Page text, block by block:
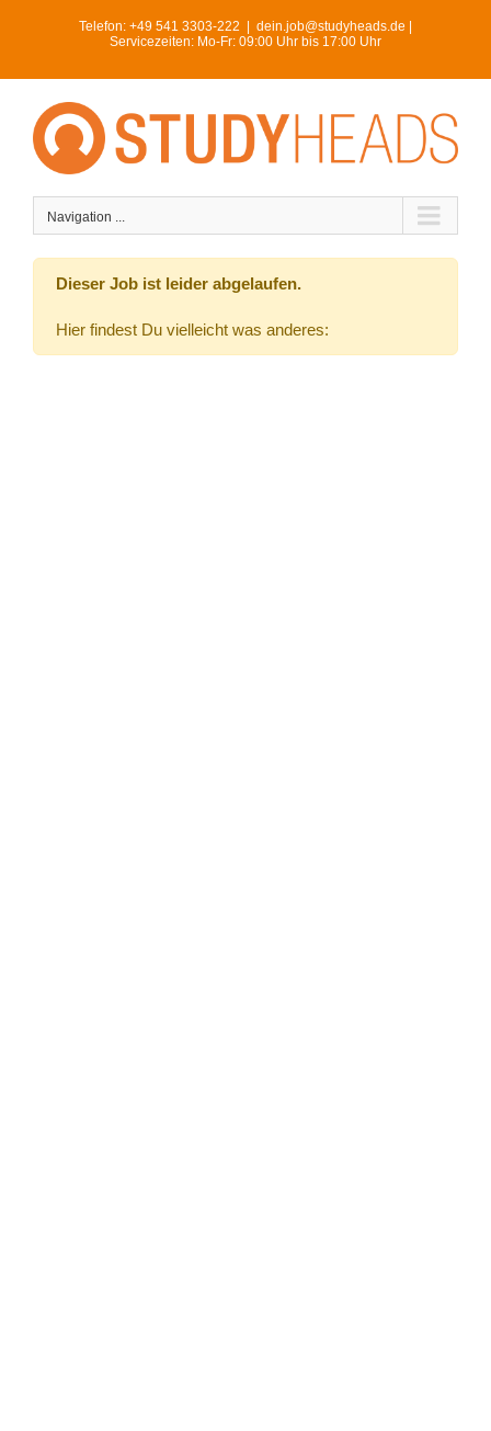
Telefon: +49 541 3303-222
dein.job@studyheads.de |
Servicezeiten: Mo-Fr: 09:00 Uhr bis 17:00 Uhr
Navigation ...
Dieser Job ist leider abgelaufen.
Hier findest Du vielleicht was anderes: